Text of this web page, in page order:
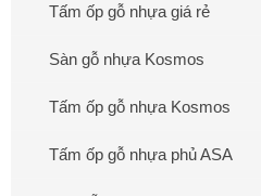
Tấm ốp gỗ nhựa giá rẻ
Sàn gỗ nhựa Kosmos
Tấm ốp gỗ nhựa Kosmos
Tấm ốp gỗ nhựa phủ ASA